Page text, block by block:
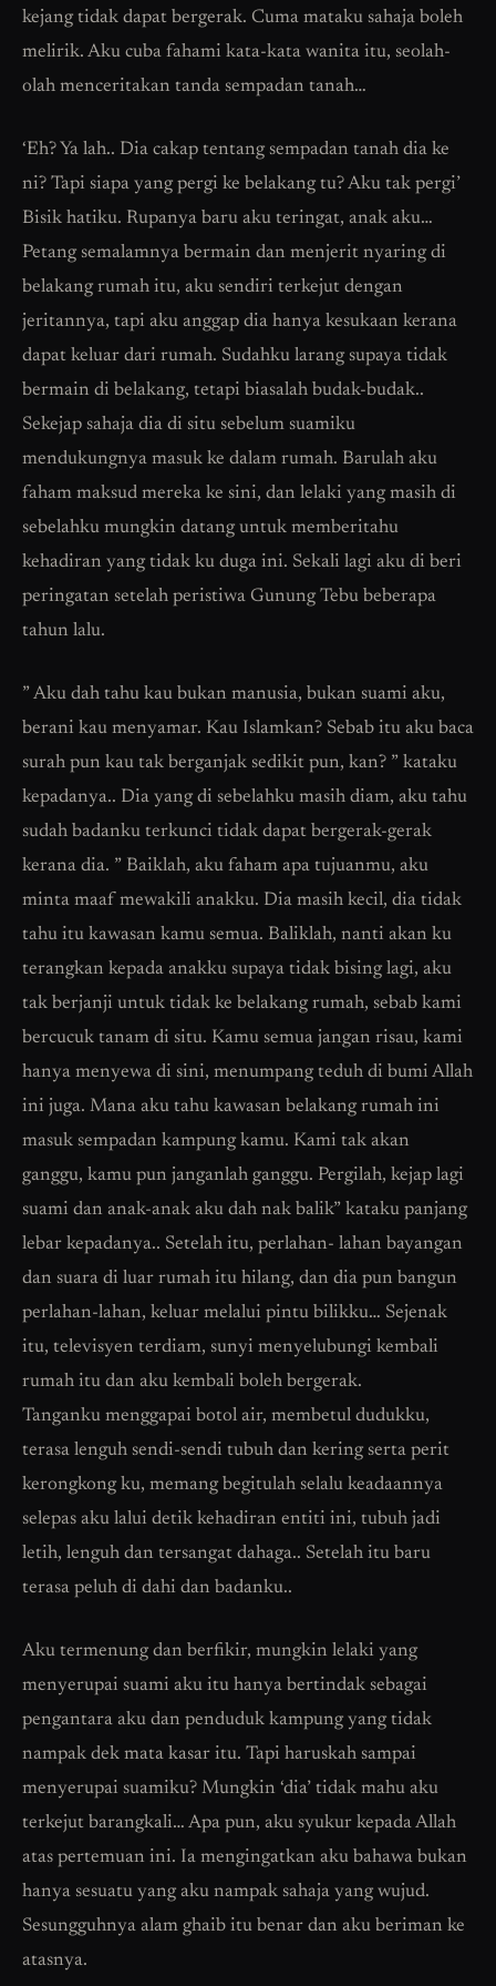
kejang tidak dapat bergerak. Cuma mataku sahaja boleh
melirik. Aku cuba fahami kata-kata wanita itu, seolah-
olah menceritakan tanda sempadan tanah…
‘Eh? Ya lah.. Dia cakap tentang sempadan tanah dia ke
ni? Tapi siapa yang pergi ke belakang tu? Aku tak pergi’
Bisik hatiku. Rupanya baru aku teringat, anak aku…
Petang semalamnya bermain dan menjerit nyaring di
belakang rumah itu, aku sendiri terkejut dengan
jeritannya, tapi aku anggap dia hanya kesukaan kerana
dapat keluar dari rumah. Sudahku larang supaya tidak
bermain di belakang, tetapi biasalah budak-budak..
Sekejap sahaja dia di situ sebelum suamiku
mendukungnya masuk ke dalam rumah. Barulah aku
faham maksud mereka ke sini, dan lelaki yang masih di
sebelahku mungkin datang untuk memberitahu
kehadiran yang tidak ku duga ini. Sekali lagi aku di beri
peringatan setelah peristiwa Gunung Tebu beberapa
tahun lalu.
” Aku dah tahu kau bukan manusia, bukan suami aku,
berani kau menyamar. Kau Islamkan? Sebab itu aku baca
surah pun kau tak berganjak sedikit pun, kan? ” kataku
kepadanya.. Dia yang di sebelahku masih diam, aku tahu
sudah badanku terkunci tidak dapat bergerak-gerak
kerana dia. ” Baiklah, aku faham apa tujuanmu, aku
minta maaf mewakili anakku. Dia masih kecil, dia tidak
tahu itu kawasan kamu semua. Baliklah, nanti akan ku
terangkan kepada anakku supaya tidak bising lagi, aku
tak berjanji untuk tidak ke belakang rumah, sebab kami
bercucuk tanam di situ. Kamu semua jangan risau, kami
hanya menyewa di sini, menumpang teduh di bumi Allah
ini juga. Mana aku tahu kawasan belakang rumah ini
masuk sempadan kampung kamu. Kami tak akan
ganggu, kamu pun janganlah ganggu. Pergilah, kejap lagi
suami dan anak-anak aku dah nak balik” kataku panjang
lebar kepadanya.. Setelah itu, perlahan- lahan bayangan
dan suara di luar rumah itu hilang, dan dia pun bangun
perlahan-lahan, keluar melalui pintu bilikku… Sejenak
itu, televisyen terdiam, sunyi menyelubungi kembali
rumah itu dan aku kembali boleh bergerak.
Tanganku menggapai botol air, membetul dudukku,
terasa lenguh sendi-sendi tubuh dan kering serta perit
kerongkong ku, memang begitulah selalu keadaannya
selepas aku lalui detik kehadiran entiti ini, tubuh jadi
letih, lenguh dan tersangat dahaga.. Setelah itu baru
terasa peluh di dahi dan badanku..
Aku termenung dan berfikir, mungkin lelaki yang
menyerupai suami aku itu hanya bertindak sebagai
pengantara aku dan penduduk kampung yang tidak
nampak dek mata kasar itu. Tapi haruskah sampai
menyerupai suamiku? Mungkin ‘dia’ tidak mahu aku
terkejut barangkali… Apa pun, aku syukur kepada Allah
atas pertemuan ini. Ia mengingatkan aku bahawa bukan
hanya sesuatu yang aku nampak sahaja yang wujud.
Sesungguhnya alam ghaib itu benar dan aku beriman ke
atasnya.